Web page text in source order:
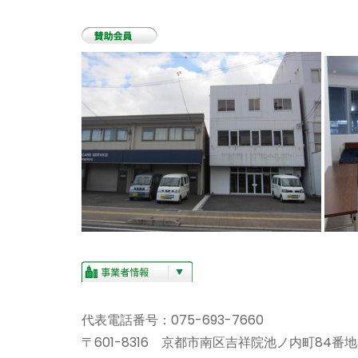
代表電話番号：075-693-7660
〒601-8316 京都市南区吉祥院池ノ内町84番